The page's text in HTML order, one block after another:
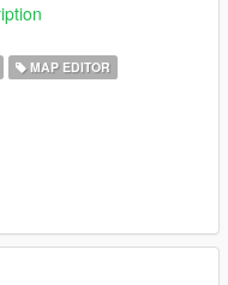
(June 19 2018)
today (June 5 2018)
missing in some maps
MAP EDITOR